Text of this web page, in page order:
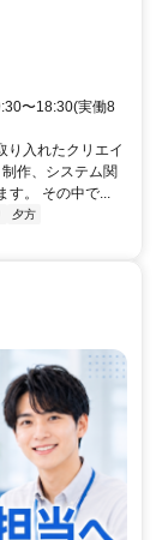
〜18:30(実働8
り入れたクリエイ
作、システム関
す。 その中で...
夕方